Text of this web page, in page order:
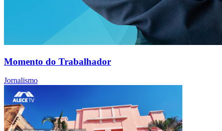
Momento do Trabalhador
Jornalismo